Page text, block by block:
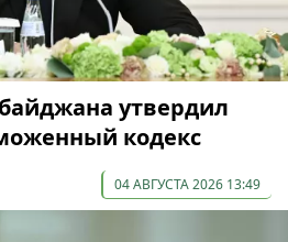
утвердил
кодекс
04 АВГУСТА 2026 13:49